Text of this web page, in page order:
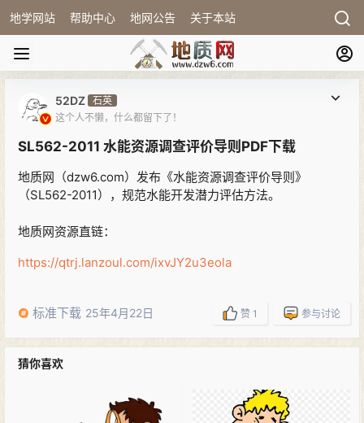
地学网站 帮助中心 地网公告 关于本站
52DZ 石英
这个人不懒，什么都留下了！
SL562-2011 水能资源调查评价导则PDF下载
地质网（dzw6.com）发布《水能资源调查评价导则》
（SL562-2011），规范水能开发潜力评估方法。
地质网资源直链：
https://qtrj.lanzoul.com/ixvJY2u3eola
标准下载 25年4月22日 赞 1 参与讨论
猜你喜欢